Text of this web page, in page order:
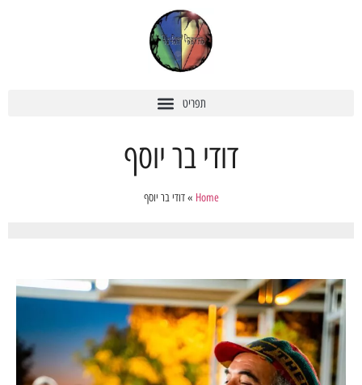
דודי בר יוסף
Home
»דודי בר יוסף